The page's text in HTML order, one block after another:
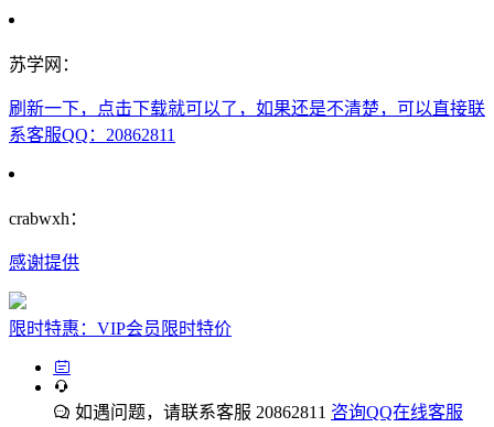
苏学网：
刷新一下，点击下载就可以了，如果还是不清楚，可以直接联
系客服QQ：20862811
crabwxh：
感谢提供
限时特惠：VIP会员限时特价
如遇问题，请联系客服 20862811 咨询QQ在线客服